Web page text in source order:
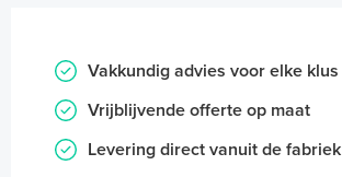
Vakkundig advies voor elke klus
Vrijblijvende offerte op maat
Levering direct vanuit de fabriek